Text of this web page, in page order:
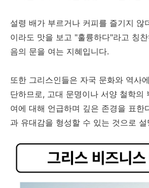
설령 배가 부르거나 커피를 즐기지 않
이라도 맛을 보고 "훌륭하다"라고 칭
음의 문을 여는 지혜입니다.
또한 그리스인들은 자국 문화와 역사
단하므로, 고대 문명이나 서양 철학의
여에 대해 언급하며 깊은 존경을 표한
과 유대감을 형성할 수 있는 것으로 설